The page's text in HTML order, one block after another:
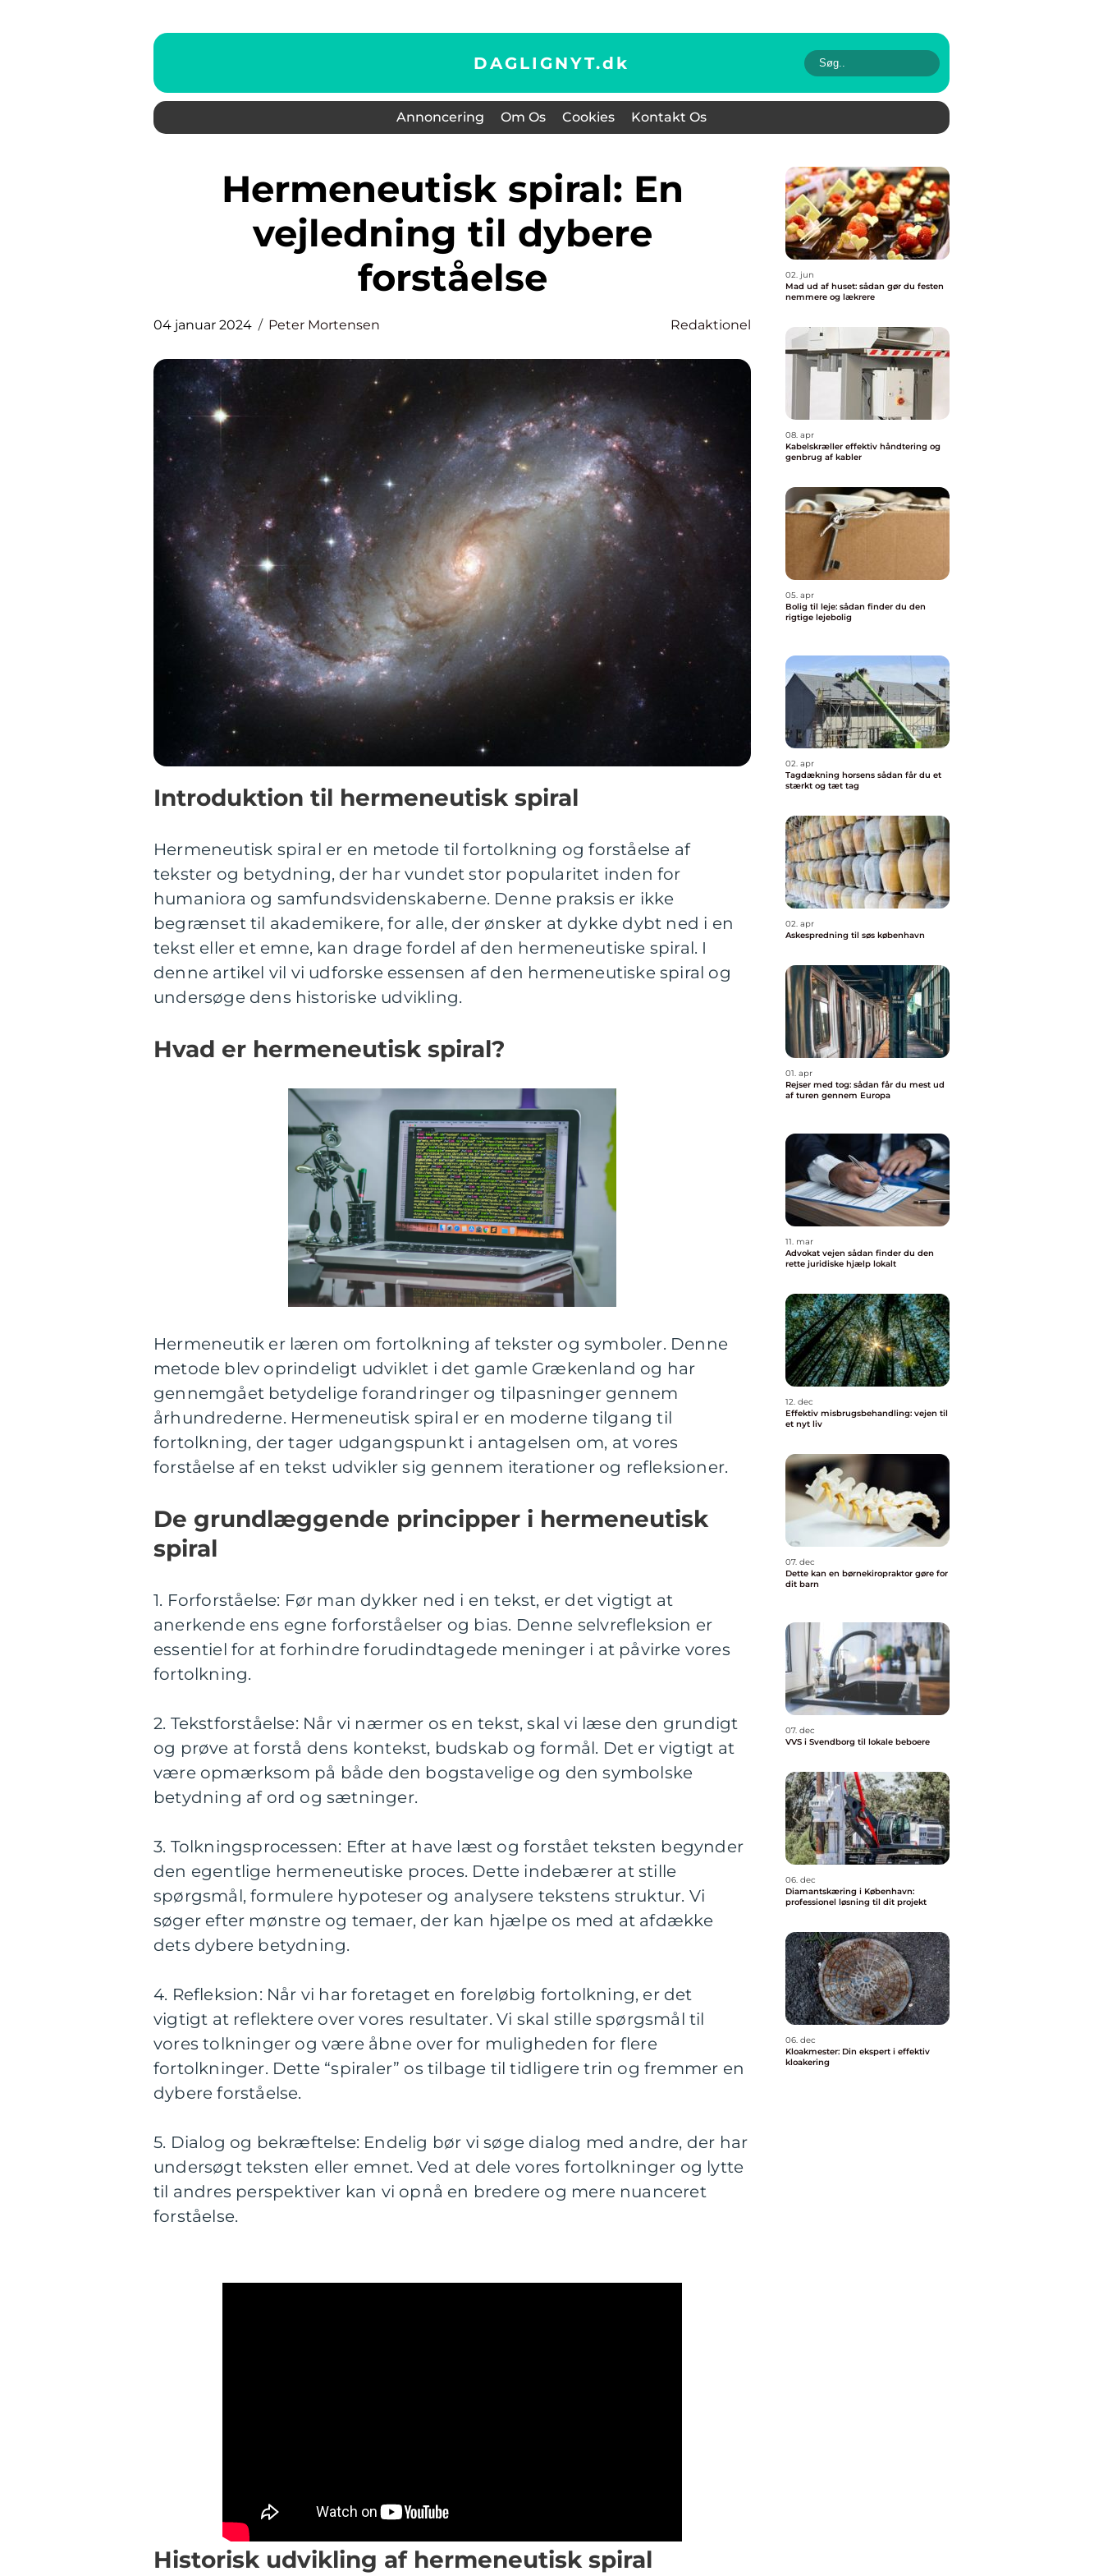
DAGLIGNYT.dk
Annoncering Om Os Cookies Kontakt Os
Hermeneutisk spiral: En
vejledning til dybere
forståelse
04 januar 2024 Peter Mortensen Redaktionel
Introduktion til hermeneutisk spiral
Hermeneutisk spiral er en metode til fortolkning og forståelse af
tekster og betydning, der har vundet stor popularitet inden for
humaniora og samfundsvidenskaberne. Denne praksis er ikke
begrænset til akademikere, for alle, der ønsker at dykke dybt ned i en
tekst eller et emne, kan drage fordel af den hermeneutiske spiral. I
denne artikel vil vi udforske essensen af den hermeneutiske spiral og
undersøge dens historiske udvikling.
Hvad er hermeneutisk spiral?
Hermeneutik er læren om fortolkning af tekster og symboler. Denne
metode blev oprindeligt udviklet i det gamle Grækenland og har
gennemgået betydelige forandringer og tilpasninger gennem
århundrederne. Hermeneutisk spiral er en moderne tilgang til
fortolkning, der tager udgangspunkt i antagelsen om, at vores
forståelse af en tekst udvikler sig gennem iterationer og refleksioner.
De grundlæggende principper i hermeneutisk
spiral
1. Forforståelse: Før man dykker ned i en tekst, er det vigtigt at
anerkende ens egne forforståelser og bias. Denne selvrefleksion er
essentiel for at forhindre forudindtagede meninger i at påvirke vores
fortolkning.
2. Tekstforståelse: Når vi nærmer os en tekst, skal vi læse den grundigt
og prøve at forstå dens kontekst, budskab og formål. Det er vigtigt at
være opmærksom på både den bogstavelige og den symbolske
betydning af ord og sætninger.
3. Tolkningsprocessen: Efter at have læst og forstået teksten begynder
den egentlige hermeneutiske proces. Dette indebærer at stille
spørgsmål, formulere hypoteser og analysere tekstens struktur. Vi
søger efter mønstre og temaer, der kan hjælpe os med at afdække
dets dybere betydning.
4. Refleksion: Når vi har foretaget en foreløbig fortolkning, er det
vigtigt at reflektere over vores resultater. Vi skal stille spørgsmål til
vores tolkninger og være åbne over for muligheden for flere
fortolkninger. Dette “spiraler” os tilbage til tidligere trin og fremmer en
dybere forståelse.
5. Dialog og bekræftelse: Endelig bør vi søge dialog med andre, der har
undersøgt teksten eller emnet. Ved at dele vores fortolkninger og lytte
til andres perspektiver kan vi opnå en bredere og mere nuanceret
forståelse.
Historisk udvikling af hermeneutisk spiral
02. jun
Mad ud af huset: sådan gør du festen
nemmere og lækrere
08. apr
Kabelskræller effektiv håndtering og
genbrug af kabler
05. apr
Bolig til leje: sådan finder du den
rigtige lejebolig
02. apr
Tagdækning horsens sådan får du et
stærkt og tæt tag
02. apr
Askespredning til søs københavn
01. apr
Rejser med tog: sådan får du mest ud
af turen gennem Europa
11. mar
Advokat vejen sådan finder du den
rette juridiske hjælp lokalt
12. dec
Effektiv misbrugsbehandling: vejen til
et nyt liv
07. dec
Dette kan en børnekiropraktor gøre for
dit barn
07. dec
VVS i Svendborg til lokale beboere
06. dec
Diamantskæring i København:
professionel løsning til dit projekt
06. dec
Kloakmester: Din ekspert i effektiv
kloakering